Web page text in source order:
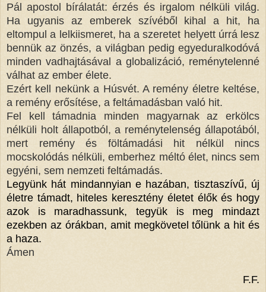
Pál apostol bírálatát: érzés és irgalom nélküli világ.
Ha ugyanis az emberek szívéből kihal a hit, ha
eltompul a lelkiismeret, ha a szeretet helyett úrrá lesz
bennük az önzés, a világban pedig egyeduralkodóvá
minden vadhajtásával a globalizáció, reménytelenné
válhat az ember élete.
Ezért kell nekünk a Húsvét. A remény életre keltése,
a remény erősítése, a feltámadásban való hit.
Fel kell támadnia minden magyarnak az erkölcs
nélküli holt állapotból, a reménytelenség állapotából,
mert remény és föltámadási hit nélkül nincs
mocskolódás nélküli, emberhez méltó élet, nincs sem
egyéni, sem nemzeti feltámadás.
Legyünk hát mindannyian e hazában, tisztaszívű, új
életre támadt, hiteles keresztény életet élők és hogy
azok is maradhassunk, tegyük is meg mindazt
ezekben az órákban, amit megkövetel tőlünk a hit és
a haza.
Ámen
F.F.